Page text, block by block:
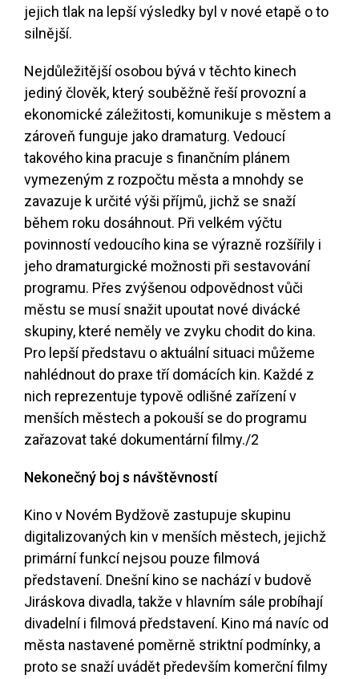
jejich tlak na lepší výsledky byl v nové etapě o to
silnější.
Nejdůležitější osobou bývá v těchto kinech
jediný člověk, který souběžně řeší provozní a
ekonomické záležitosti, komunikuje s městem a
zároveň funguje jako dramaturg. Vedoucí
takového kina pracuje s finančním plánem
vymezeným z rozpočtu města a mnohdy se
zavazuje k určité výši příjmů, jichž se snaží
během roku dosáhnout. Při velkém výčtu
povinností vedoucího kina se výrazně rozšířily i
jeho dramaturgické možnosti při sestavování
programu. Přes zvýšenou odpovědnost vůči
městu se musí snažit upoutat nové divácké
skupiny, které neměly ve zvyku chodit do kina.
Pro lepší představu o aktuální situaci můžeme
nahlédnout do praxe tří domácích kin. Každé z
nich reprezentuje typově odlišné zařízení v
menších městech a pokouší se do programu
zařazovat také dokumentární filmy./2
Nekonečný boj s návštěvností
Kino v Novém Bydžově zastupuje skupinu
digitalizovaných kin v menších městech, jejichž
primární funkcí nejsou pouze filmová
představení. Dnešní kino se nachází v budově
Jiráskova divadla, takže v hlavním sále probíhají
divadelní i filmová představení. Kino má navíc od
města nastavené poměrně striktní podmínky, a
proto se snaží uvádět především komerční filmy